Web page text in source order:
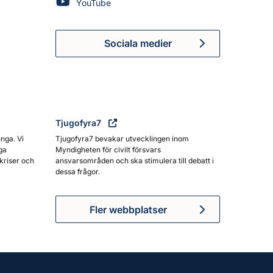
Myndigheten för civilt försvar på
YouTube
Myndigheten för civilt
Sociala medier
Vi
och
Tjugofyra7
Tjugofyra7 bevakar utvecklingen inom
Myndigheten för civilt försvars
ansvarsområden och ska stimulera till debatt i
dessa frågor.
Fler webbplatser